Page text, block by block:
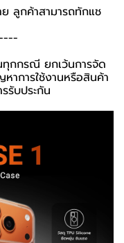
ลูกค้าสามารถทักแช
ทุกกรณี ยกเว้นการจัด
การใช้งานหรือสินค้า
รับประกัน